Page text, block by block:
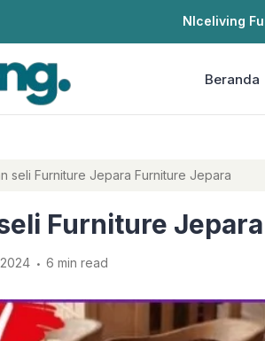
NIceliving
Beranda
seli Furniture Jepara Furniture Jepara
Furniture
2024 . 6 min read